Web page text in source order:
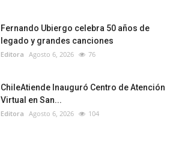
Fernando Ubiergo celebra 50 años de
legado y grandes canciones
Editora Agosto 6, 2026 76
ChileAtiende Inauguró Centro de Atención
Virtual en San...
Editora Agosto 6, 2026 104